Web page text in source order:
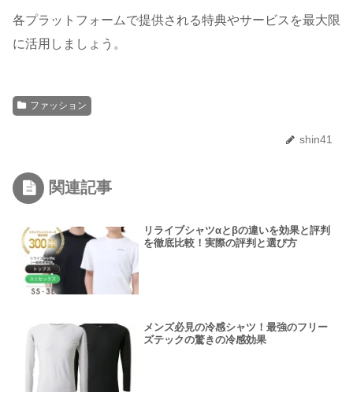
各プラットフォームで提供される特典やサービスを最大限
に活用しましょう。
ファッション
shin41
関連記事
リライブシャツαとβの違いを効果と評判
を徹底比較！実際の評判と選び方
メンズ必見の冷感シャツ！最強のフリー
ズテックの驚きの冷感効果